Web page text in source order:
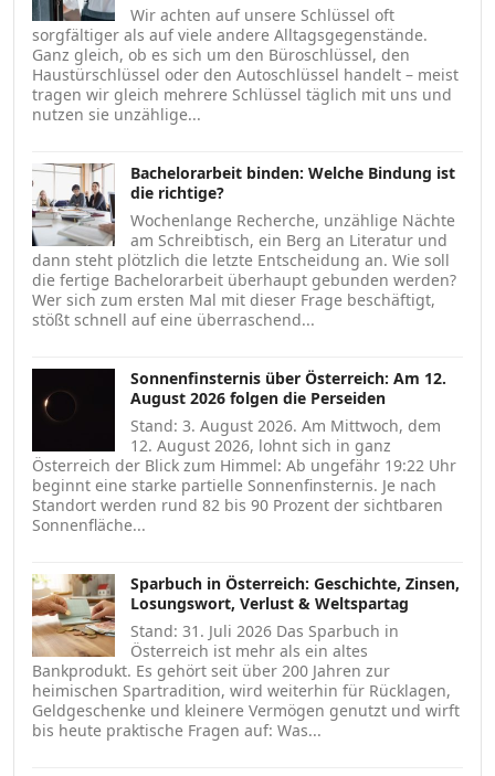
Wir achten auf unsere Schlüssel oft
sorgfältiger als auf viele andere Alltagsgegenstände.
Ganz gleich, ob es sich um den Büroschlüssel, den
Haustürschlüssel oder den Autoschlüssel handelt – meist
tragen wir gleich mehrere Schlüssel täglich mit uns und
nutzen sie unzählige...
Bachelorarbeit binden: Welche Bindung ist
die richtige?
Wochenlange Recherche, unzählige Nächte
am Schreibtisch, ein Berg an Literatur und
dann steht plötzlich die letzte Entscheidung an. Wie soll
die fertige Bachelorarbeit überhaupt gebunden werden?
Wer sich zum ersten Mal mit dieser Frage beschäftigt,
stößt schnell auf eine überraschend...
Sonnenfinsternis über Österreich: Am 12.
August 2026 folgen die Perseiden
Stand: 3. August 2026. Am Mittwoch, dem
12. August 2026, lohnt sich in ganz
Österreich der Blick zum Himmel: Ab ungefähr 19:22 Uhr
beginnt eine starke partielle Sonnenfinsternis. Je nach
Standort werden rund 82 bis 90 Prozent der sichtbaren
Sonnenfläche...
Sparbuch in Österreich: Geschichte, Zinsen,
Losungswort, Verlust & Weltspartag
Stand: 31. Juli 2026 Das Sparbuch in
Österreich ist mehr als ein altes
Bankprodukt. Es gehört seit über 200 Jahren zur
heimischen Spartradition, wird weiterhin für Rücklagen,
Geldgeschenke und kleinere Vermögen genutzt und wirft
bis heute praktische Fragen auf: Was...